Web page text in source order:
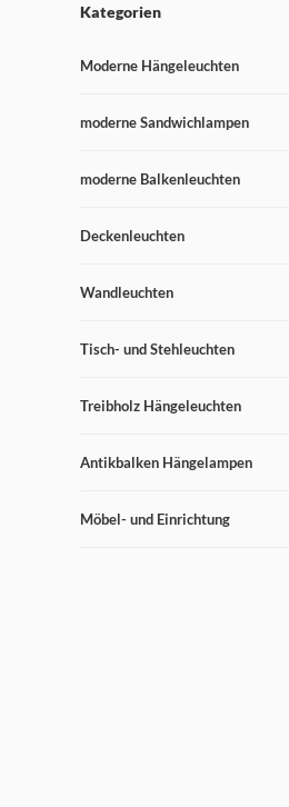
Kategorien
Moderne Hängeleuchten
moderne Sandwichlampen
moderne Balkenleuchten
Deckenleuchten
Wandleuchten
Tisch- und Stehleuchten
Treibholz Hängeleuchten
Antikbalken Hängelampen
Möbel- und Einrichtung